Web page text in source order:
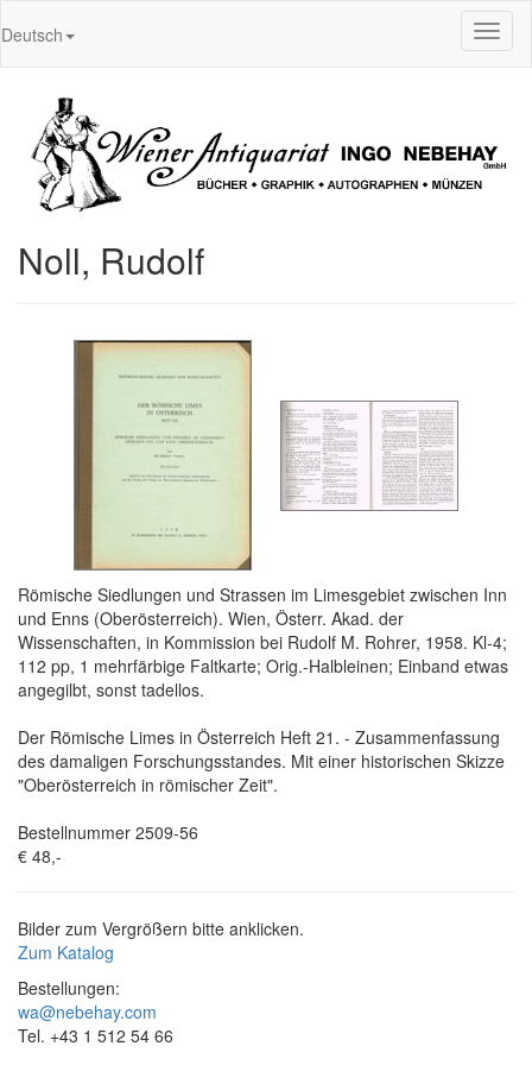
Deutsch
Noll, Rudolf
Römische Siedlungen und Strassen im Limesgebiet zwischen Inn
und Enns (Oberösterreich). Wien, Österr. Akad. der
Wissenschaften, in Kommission bei Rudolf M. Rohrer, 1958. Kl-4;
112 pp, 1 mehrfärbige Faltkarte; Orig.-Halbleinen; Einband etwas
angegilbt, sonst tadellos.
Der Römische Limes in Österreich Heft 21. - Zusammenfassung
des damaligen Forschungsstandes. Mit einer historischen Skizze
"Oberösterreich in römischer Zeit".
Bestellnummer 2509-56
€ 48,-
Bilder zum Vergrößern bitte anklicken.
Zum Katalog
Bestellungen:
wa@nebehay.com
Tel. +43 1 512 54 66